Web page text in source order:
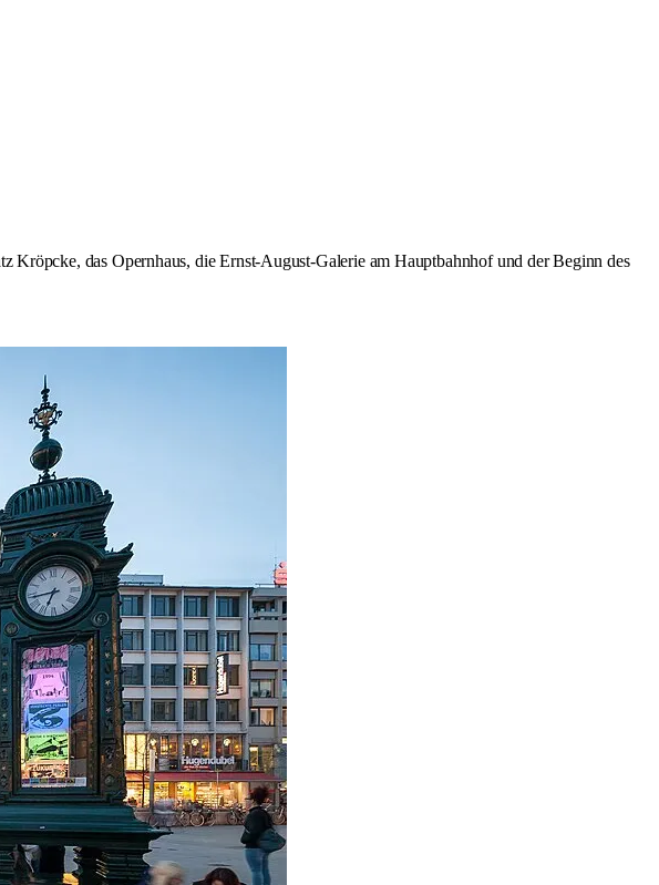
Kröpcke, das Opernhaus, die Ernst-August-Galerie am Hauptbahnhof und der Beginn des